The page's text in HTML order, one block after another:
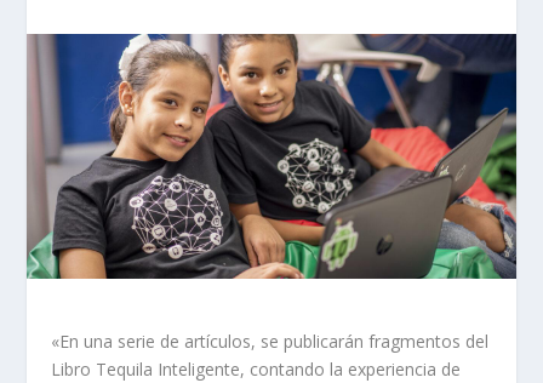
«En una serie de artículos, se publicarán fragmentos del
Libro Tequila Inteligente, contando la experiencia de